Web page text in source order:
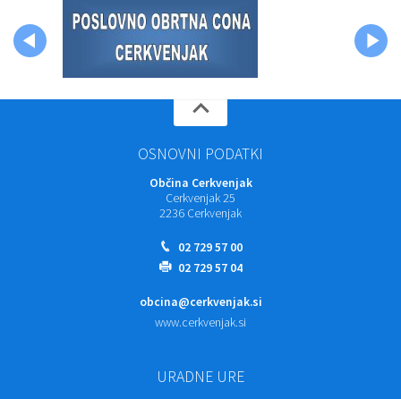
OSNOVNI PODATKI
Občina Cerkvenjak
Cerkvenjak 25
2236 Cerkvenjak
02 729 57 00
02 729 57 04
obcina@cerkvenjak.si
www.cerkvenjak.si
URADNE URE